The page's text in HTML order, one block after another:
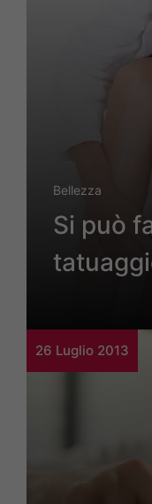
Bellezza
Si può
26 Luglio 2013